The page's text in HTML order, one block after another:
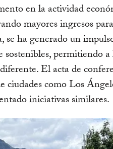
en la actividad
mayores ingresos
se ha generado un
permitiendo a
El acta de
ciudades como Los
iniciativas similares.